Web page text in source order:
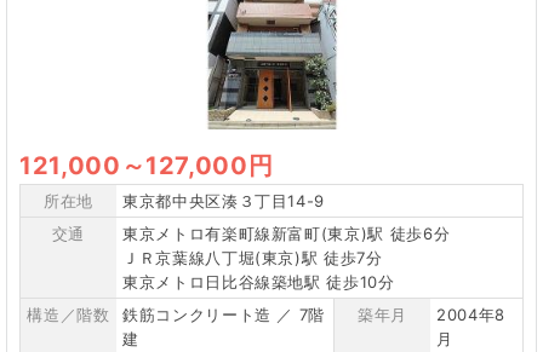
121,000 ～127,000円
所在地
東京都中央区湊３丁目14-9
交通
東京メトロ有楽町線新富町(東京)駅 徒歩6分
ＪＲ京葉線八丁堀(東京)駅 徒歩7分
東京メトロ日比谷線築地駅 徒歩10分
構造／階数
鉄筋コンクリート造 ／ 7階
建
築年月
2004年8
月